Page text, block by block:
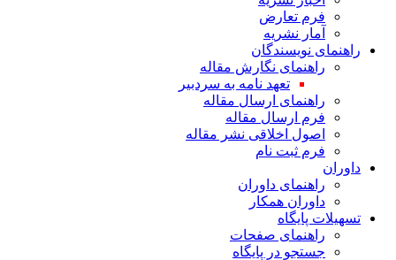
فرم تعارض
آمار نشریه
راهنمای نویسندگان
راهنمای نگارش مقاله
تعهد نامه به سردبیر
راهنمای ارسال مقاله
فرم ارسال مقاله
اصول اخلاقی نشر مقاله
فرم ثبت نام
داوران
راهنمای داوران
داوران همکار
تسهیلات پایگاه
راهنمای صفحات
جستجو در پایگاه